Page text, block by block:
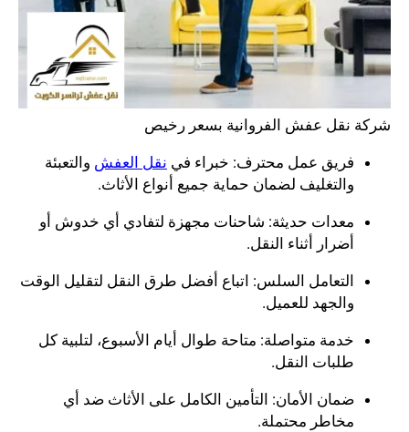
شركة نقل عفش الفروانية بسعر رخيص
فريق عمل محترف: خبراء في نقل العفش والتعبئة
والتغليف لضمان حماية جميع أنواع الأثاث.
معدات حديثة: شاحنات مجهزة لتفادي أي خدوش أو
أضرار أثناء النقل.
التعامل السلس: اتباع أفضل طرق النقل لتقليل الوقت
والجهد للعميل.
خدمة متواصلة: متاحة طوال أيام الأسبوع، لتلبية كل
طلبات النقل.
ضمان الأمان: التأمين الكامل على الأثاث ضد أي
مخاطر محتملة.